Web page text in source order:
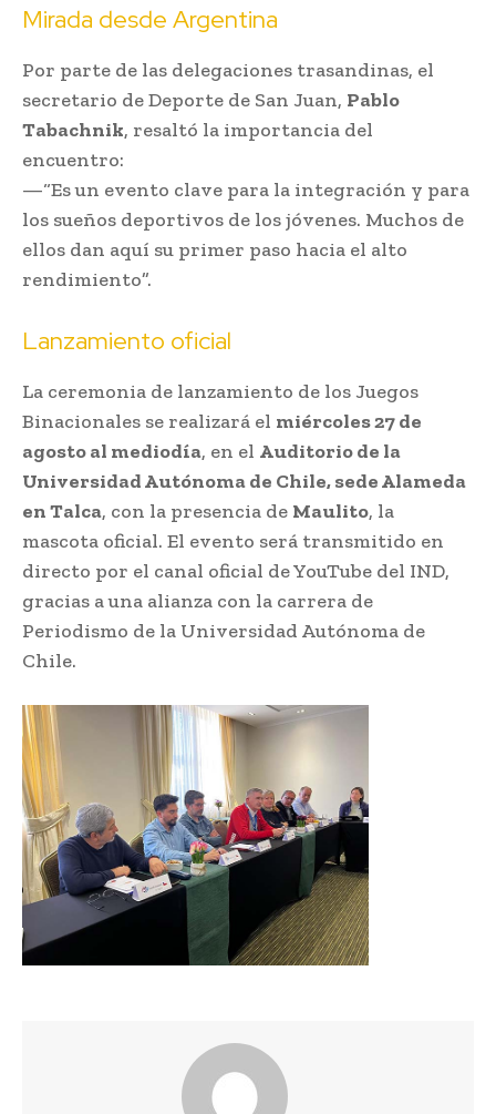
Mirada desde Argentina
Por parte de las delegaciones trasandinas, el
secretario de Deporte de San Juan, Pablo
Tabachnik, resaltó la importancia del
encuentro:
—“Es un evento clave para la integración y para
los sueños deportivos de los jóvenes. Muchos de
ellos dan aquí su primer paso hacia el alto
rendimiento”.
Lanzamiento oficial
La ceremonia de lanzamiento de los Juegos
Binacionales se realizará el miércoles 27 de
agosto al mediodía, en el Auditorio de la
Universidad Autónoma de Chile, sede Alameda
en Talca, con la presencia de Maulito, la
mascota oficial. El evento será transmitido en
directo por el canal oficial de YouTube del IND,
gracias a una alianza con la carrera de
Periodismo de la Universidad Autónoma de
Chile.